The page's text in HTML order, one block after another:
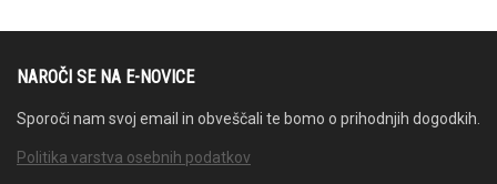
NAROČI SE NA E-NOVICE
Sporoči nam svoj email in obveščali te bomo o prihodnjih dogodkih.
Politika varstva osebnih podatkov